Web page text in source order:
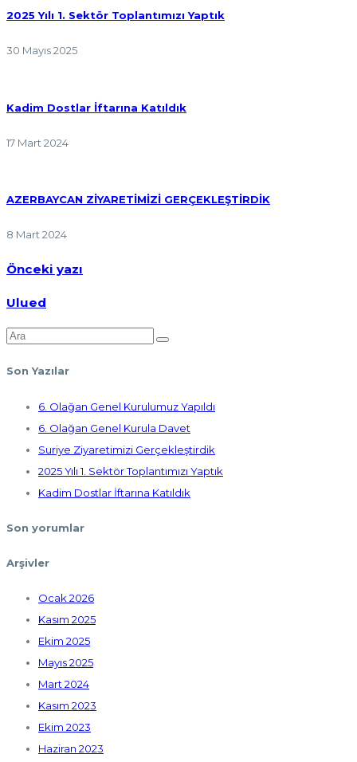
2025 Yılı 1. Sektör Toplantımızı Yaptık
30 Mayıs 2025
Kadim Dostlar İftarına Katıldık
17 Mart 2024
AZERBAYCAN ZİYARETİMİZİ GERÇEKLEŞTİRDİK
8 Mart 2024
Önceki yazı
Ulued
Son Yazılar
6. Olağan Genel Kurulumuz Yapıldı
6. Olağan Genel Kurula Davet
Suriye Ziyaretimizi Gerçekleştirdik
2025 Yılı 1. Sektör Toplantımızı Yaptık
Kadim Dostlar İftarına Katıldık
Son yorumlar
Arşivler
Ocak 2026
Kasım 2025
Ekim 2025
Mayıs 2025
Mart 2024
Kasım 2023
Ekim 2023
Haziran 2023